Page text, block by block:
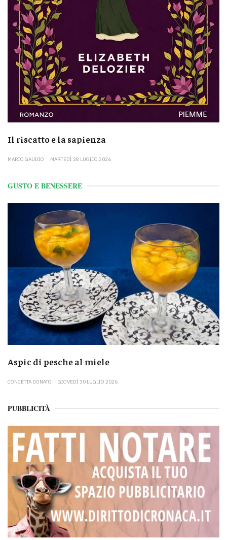
Il riscatto e la sapienza
MARIO GAUDIO MARTEDÌ 28 LUGLIO 2026
GUSTO E BENESSERE
Aspic di pesche al miele
CONCETTA DONATO GIOVEDÌ 30 LUGLIO 2026
PUBBLICITÀ